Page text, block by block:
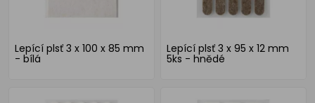
Lepící plsť 3 x 100 x 85 mm
- bílá
Lepící plsť 3 x 95 x 12 mm
5ks - hnědé